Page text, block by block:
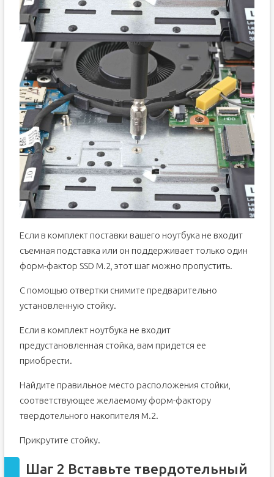
Если в комплект поставки вашего ноутбука не входит
съемная подставка или он поддерживает только один
форм-фактор SSD M.2, этот шаг можно пропустить.
С помощью отвертки снимите предварительно
установленную стойку.
Если в комплект ноутбука не входит
предустановленная стойка, вам придется ее
приобрести.
Найдите правильное место расположения стойки,
соответствующее желаемому форм-фактору
твердотельного накопителя M.2.
Прикрутите стойку.
Шаг 2 Вставьте твердотельный